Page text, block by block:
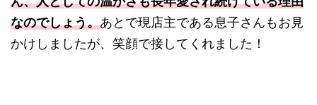
なのでしょう。あとで現店主である息子さんもお見
かけしましたが、笑顔で接してくれました！